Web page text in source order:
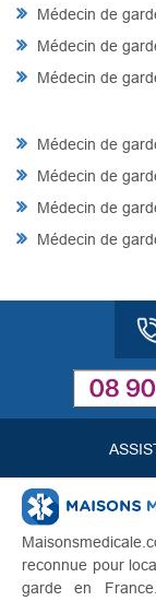
Médecin de
Médecin de
Médecin de
Médecin de
Médecin de
Médecin de
Médecin de
reconnue pour
garde en